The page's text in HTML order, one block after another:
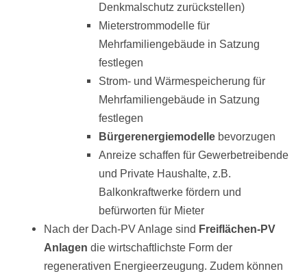
Denkmalschutz zurückstellen)
Mieterstrommodelle für
Mehrfamiliengebäude in Satzung
festlegen
Strom- und Wärmespeicherung für
Mehrfamiliengebäude in Satzung
festlegen
Bürgerenergiemodelle bevorzugen
Anreize schaffen für Gewerbetreibende
und Private Haushalte, z.B.
Balkonkraftwerke fördern und
befürworten für Mieter
Nach der Dach-PV Anlage sind Freiflächen-PV
Anlagen die wirtschaftlichste Form der
regenerativen Energieerzeugung. Zudem können